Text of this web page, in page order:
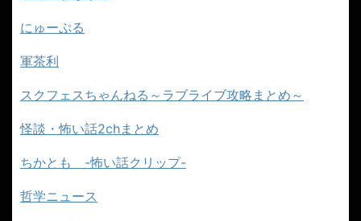
にゅーぷる
軍茶利
スクフェスちゃんねる～ラブライブ攻略まとめ～
怪談・怖い話2chまとめ
ちかとも -怖い話クリップ-
哲学ニュース